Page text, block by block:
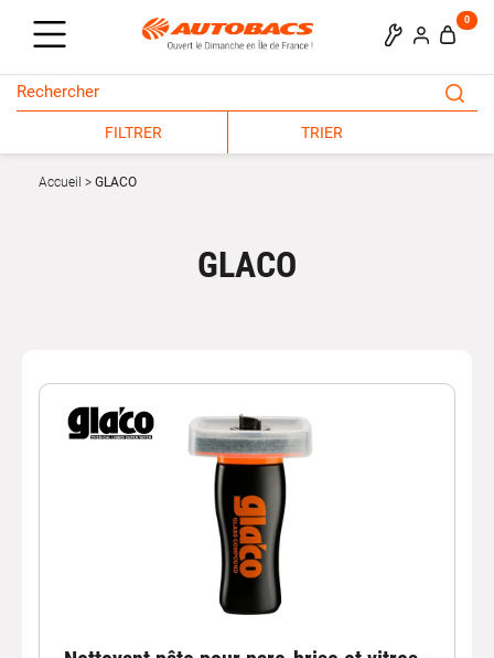
0
FILTRER TRIER
Accueil GLACO
GLACO